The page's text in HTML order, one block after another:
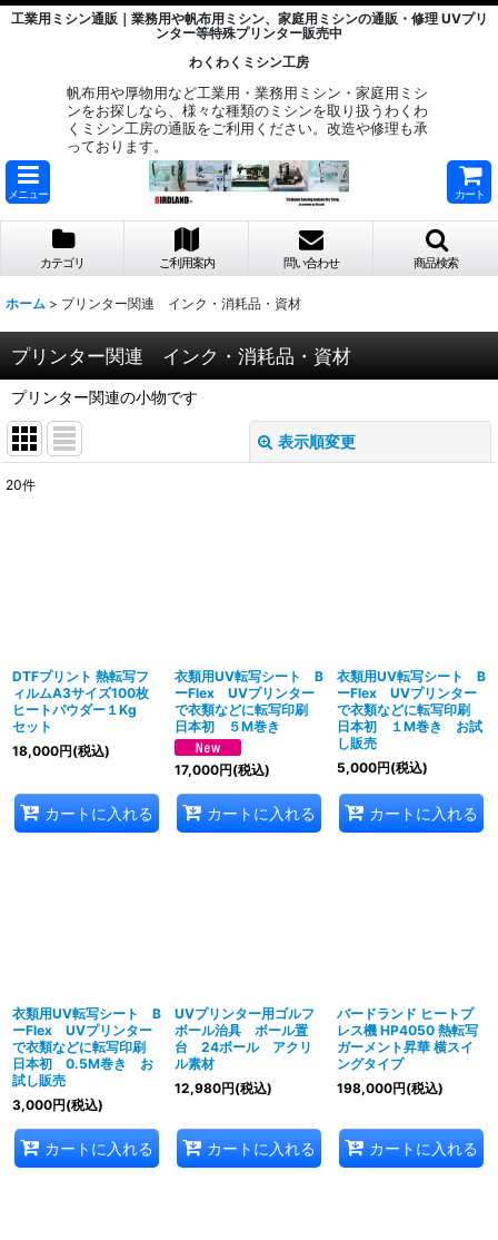
工業用ミシン通販｜業務用や帆布用ミシン、家庭用ミシンの通販・修理 UVプリ
ンター等特殊プリンター販売中
わくわくミシン工房
帆布用や厚物用など工業用・業務用ミシン・家庭用ミシ
ンをお探しなら、様々な種類のミシンを取り扱うわくわ
くミシン工房の通販をご利用ください。改造や修理も承
っております。
メニュー カート
カテゴリ ご利用案内 問い合わせ 商品検索
ホーム > プリンター関連 インク・消耗品・資材
プリンター関連 インク・消耗品・資材
プリンター関連の小物です
表示順変更
20件
DTFプリント 熱転写フ
ィルムA3サイズ100枚
ヒートパウダー１Kg
セット
18,000円(税込)
カートに入れる
衣類用UV転写シート B
ーFlex UVプリンター
で衣類などに転写印刷
日本初 ５M巻き
17,000円(税込)
カートに入れる
衣類用UV転写シート B
ーFlex UVプリンター
で衣類などに転写印刷
日本初 １M巻き お試
し販売
5,000円(税込)
カートに入れる
衣類用UV転写シート B
ーFlex UVプリンター
で衣類などに転写印刷
日本初 0.5M巻き お
試し販売
3,000円(税込)
カートに入れる
UVプリンター用ゴルフ
ボール治具 ボール置
台 24ボール アクリ
ル素材
12,980円(税込)
カートに入れる
バードランド ヒートプ
レス機 HP4050 熱転写
ガーメント昇華 横スイ
ングタイプ
198,000円(税込)
カートに入れる